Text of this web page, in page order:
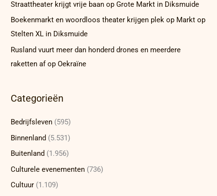
Straattheater krijgt vrije baan op Grote Markt in Diksmuide
Boekenmarkt en woordloos theater krijgen plek op Markt op
Stelten XL in Diksmuide
Rusland vuurt meer dan honderd drones en meerdere
raketten af op Oekraïne
Categorieën
Bedrijfsleven (595)
Binnenland (5.531)
Buitenland (1.956)
Culturele evenementen (736)
Cultuur (1.109)